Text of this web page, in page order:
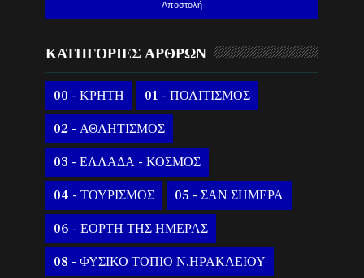
ΚΑΤΗΓΟΡΙΕΣ ΑΡΘΡΩΝ
00 - ΚΡΗΤΗ 01 - ΠΟΛΙΤΙΣΜΟΣ
02 - ΑΘΛΗΤΙΣΜΟΣ
03 - ΕΛΛΑΔΑ - ΚΟΣΜΟΣ
04 - ΤΟΥΡΙΣΜΟΣ 05 - ΣΑΝ ΣΗΜΕΡΑ
06 - ΕΟΡΤΗ ΤΗΣ ΗΜΕΡΑΣ
08 - ΦΥΣΙΚΟ ΤΟΠΙΟ Ν.ΗΡΑΚΛΕΙΟΥ